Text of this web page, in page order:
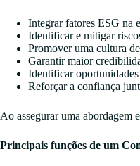
Integrar fatores ESG na
Identificar e mitigar
Promover uma cultura
Garantir maior
Identificar
Reforçar a confiança
Ao assegurar uma abordagem
Principais funções de um